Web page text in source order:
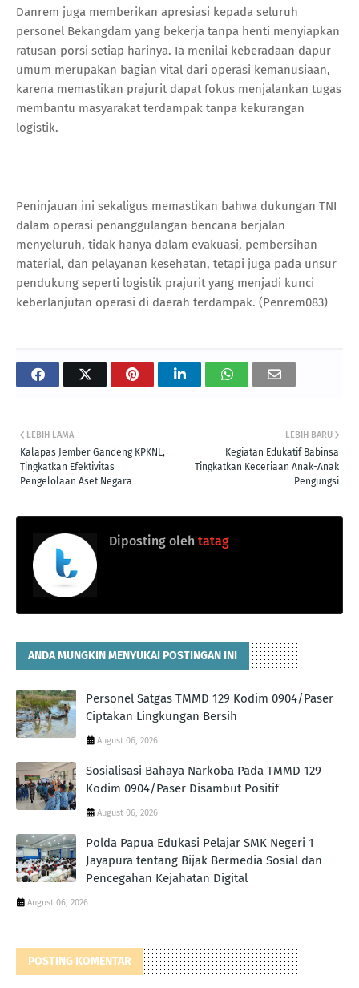
Danrem juga memberikan apresiasi kepada seluruh
personel Bekangdam yang bekerja tanpa henti menyiapkan
ratusan porsi setiap harinya. Ia menilai keberadaan dapur
umum merupakan bagian vital dari operasi kemanusiaan,
karena memastikan prajurit dapat fokus menjalankan tugas
membantu masyarakat terdampak tanpa kekurangan
logistik.
Peninjauan ini sekaligus memastikan bahwa dukungan TNI
dalam operasi penanggulangan bencana berjalan
menyeluruh, tidak hanya dalam evakuasi, pembersihan
material, dan pelayanan kesehatan, tetapi juga pada unsur
pendukung seperti logistik prajurit yang menjadi kunci
keberlanjutan operasi di daerah terdampak. (Penrem083)
LEBIH BARU
Kegiatan Edukatif Babinsa
Tingkatkan Keceriaan Anak-Anak
Pengungsi
LEBIH LAMA
Kalapas Jember Gandeng KPKNL,
Tingkatkan Efektivitas
Pengelolaan Aset Negara
Diposting oleh tatag
ANDA MUNGKIN MENYUKAI POSTINGAN INI
Personel Satgas TMMD 129 Kodim 0904/Paser
Ciptakan Lingkungan Bersih
August 06, 2026
Sosialisasi Bahaya Narkoba Pada TMMD 129
Kodim 0904/Paser Disambut Positif
August 06, 2026
Polda Papua Edukasi Pelajar SMK Negeri 1
Jayapura tentang Bijak Bermedia Sosial dan
Pencegahan Kejahatan Digital
August 06, 2026
POSTING KOMENTAR